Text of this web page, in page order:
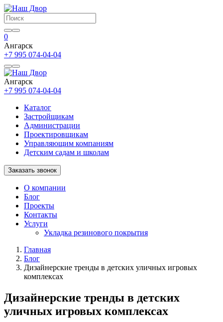
0
Ангарск
+7 995 074-04-04
Ангарск
+7 995 074-04-04
Каталог
Застройщикам
Администрации
Проектировщикам
Управляющим компаниям
Детским садам и школам
Заказать звонок
О компании
Блог
Проекты
Контакты
Услуги
Укладка резинового покрытия
Главная
Блог
Дизайнерские тренды в детских уличных игровых
комплексах
Дизайнерские тренды в детских
уличных игровых комплексах